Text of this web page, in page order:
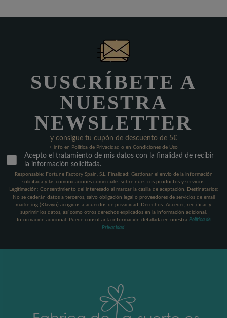
SUSCRÍBETE A
NUESTRA
NEWSLETTER
y consigue tu cupón de descuento de 5€
+ info en Política de Privacidad o en Condiciones de Uso
Acepto el tratamiento de mis datos con la finalidad de recibir
la información solicitada.
Responsable: Fortune Factory Spain, S.L. Finalidad: Gestionar el envío de la información
solicitada y las comunicaciones comerciales sobre nuestros productos y servicios.
Legitimación: Consentimiento del interesado al marcar la casilla de aceptación. Destinatarios:
No se cederán datos a terceros, salvo obligación legal o proveedores de servicios de email
marketing (Klaviyo) acogidos a acuerdos de privacidad. Derechos: Acceder, rectificar y
suprimir los datos, así como otros derechos explicados en la información adicional.
Información adicional: Puede consultar la información detallada en nuestra Política de
Privacidad.